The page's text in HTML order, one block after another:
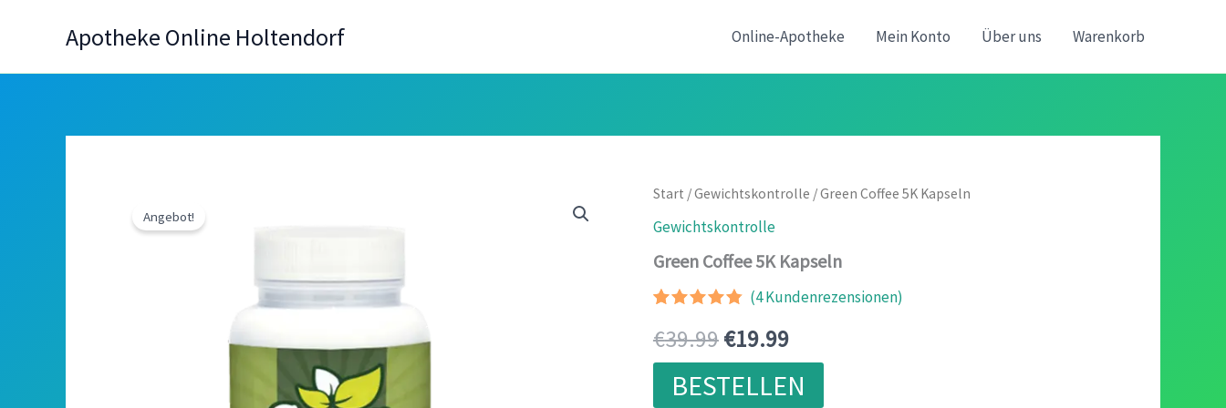
Apotheke Online Holtendorf Online-Apotheke Mein Konto Über uns Warenkorb
Angebot!
Start /Gewichtskontrolle / Green Coffee 5K Kapseln
Gewichtskontrolle
Green Coffee 5K Kapseln
mit4.67
von 5,
basierend
auf
Kundenbewertungen
(4Kundenrezensionen)
€39.99Ursprünglicher
Preis
€19.99Aktueller
Preis
BESTELLEN